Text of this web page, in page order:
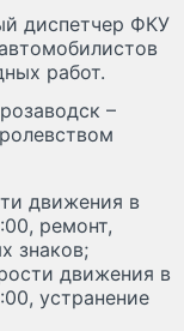
диспетчер ФКУ
работ.
–
движения в
ремонт,
знаков;
движения в
устранение